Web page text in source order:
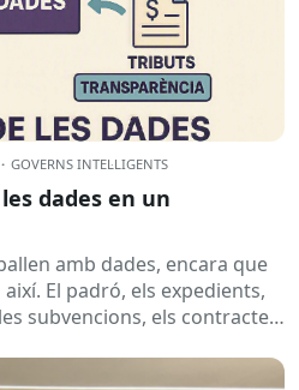
· GOVERNS INTEL·LIGENTS
dades en un
amb dades, encara que
El padró, els expedients,
subvencions, els contractes,